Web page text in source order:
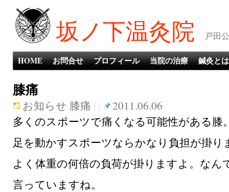
坂ノ下温灸院 戸田
HOME お問合せ プロフィール 当院の治療 鍼灸とは
膝痛
お知らせ 膝痛 | |
2011.06.06
多くのスポーツで痛くなる可能性がある膝
足を動かすスポーツならかなり負担が掛り
よく体重の何倍の負荷が掛りますよ。なん
言っていますね。